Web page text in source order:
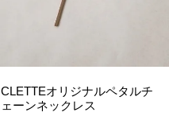
CLETTEオリジナルペタルチ
ェーンネックレス